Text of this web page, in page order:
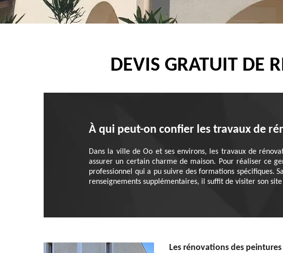
DEVIS GRATUIT DE
À qui peut-on confier les travaux de
Dans la ville de Oo et ses environs, les travaux de
assurer un certain charme de maison. Pour réaliser ce
professionnel qui a pu suivre des formations spécifiques.
renseignements supplémentaires, il suffit de visiter son
Les rénovations des